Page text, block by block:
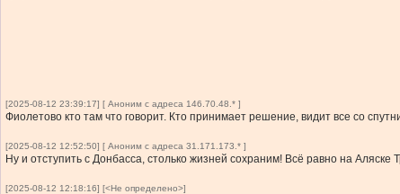
[2025-08-12 23:39:17] [ Аноним с адреса 146.70.48.* ]
Фиолетово кто там что говорит. Кто принимает решение, видит все со
[2025-08-12 12:52:50] [ Аноним с адреса 31.171.173.* ]
Ну и отступить с Донбасса, столько жизней сохраним! Всё равно на
[2025-08-12 12:18:16] [<Не определено>]